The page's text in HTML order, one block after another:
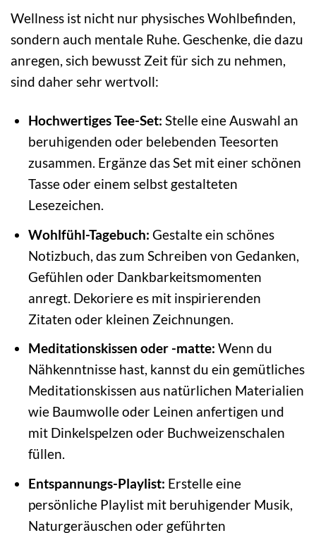
Wellness ist nicht nur physisches Wohlbefinden,
sondern auch mentale Ruhe. Geschenke, die dazu
anregen, sich bewusst Zeit für sich zu nehmen,
sind daher sehr wertvoll:
Hochwertiges Tee-Set: Stelle eine Auswahl an
beruhigenden oder belebenden Teesorten
zusammen. Ergänze das Set mit einer schönen
Tasse oder einem selbst gestalteten
Lesezeichen.
Wohlfühl-Tagebuch: Gestalte ein schönes
Notizbuch, das zum Schreiben von Gedanken,
Gefühlen oder Dankbarkeitsmomenten
anregt. Dekoriere es mit inspirierenden
Zitaten oder kleinen Zeichnungen.
Meditationskissen oder -matte: Wenn du
Nähkenntnisse hast, kannst du ein gemütliches
Meditationskissen aus natürlichen Materialien
wie Baumwolle oder Leinen anfertigen und
mit Dinkelspelzen oder Buchweizenschalen
füllen.
Entspannungs-Playlist: Erstelle eine
persönliche Playlist mit beruhigender Musik,
Naturgeräuschen oder geführten